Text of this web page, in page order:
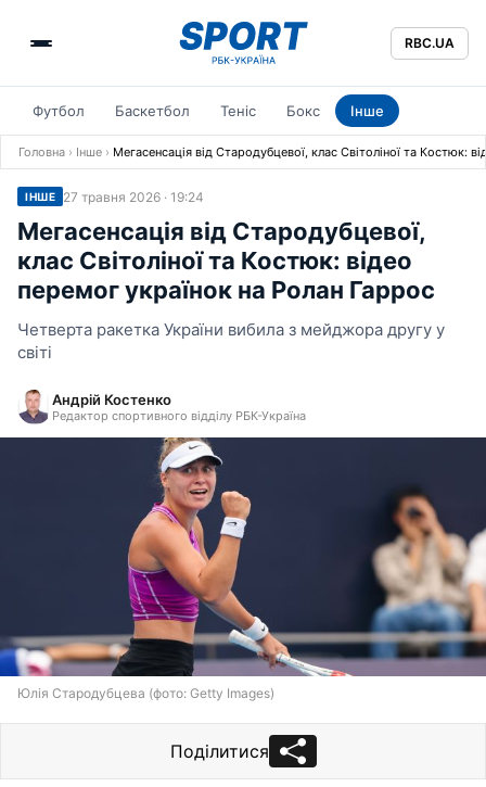
RBC.UA
Футбол Баскетбол Теніс Бокс Інше
Головна › Інше › Мегасенсація від Стародубцевої, клас Світоліної та Костюк:
ІНШЕ 27 травня 2026 · 19:24
Мегасенсація від Стародубцевої,
клас Світоліної та Костюк: відео
перемог українок на Ролан Гаррос
Четверта ракетка України вибила з мейджора другу у
світі
Андрій Костенко
Редактор спортивного відділу РБК-Україна
Юлія Стародубцева (фото: Getty Images)
Поділитися